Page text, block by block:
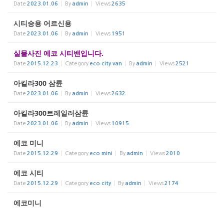
Date 2023.01.06 By admin Views2635
시티승용 어르신용
Date 2023.01.06 By admin Views 1951
실물사진 에코 시티밴입니다.
Date 2015.12.23 Category eco city van By admin Views2521
아킬라300 삼륜
Date 2023.01.06 By admin Views2632
아킬라300트레일러삼륜
Date 2023.01.06 By admin Views 10915
에코 미니
Date 2015.12.29 Category eco mini By admin Views2010
에코 시티
Date 2015.12.29 Category eco city By admin Views2174
에코미니